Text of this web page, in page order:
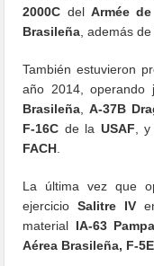
2000C del Armée de
Brasileña , además
También estuvieron
año 2014, operando
Brasileña ,A-37B
F-16C de la USAF , y
FACH
La última vez que
ejercicioSalitre IV
material IA-63 Pampa
Aérea Brasileña, F-